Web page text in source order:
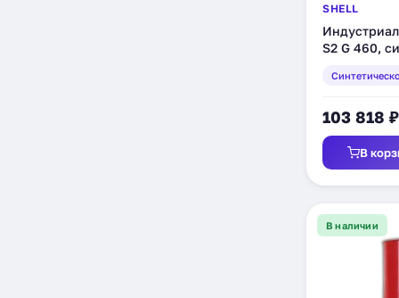
SHELL
S2 G 460,
103 818 ₽
В
В наличии